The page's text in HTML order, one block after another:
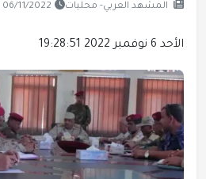
المشهد العربي- محليات 06/11/2022 19:32
الأحد 6 نوفمبر 2022 19:28:51